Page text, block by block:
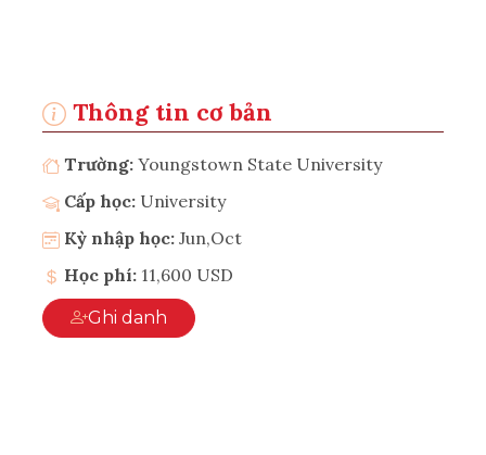
Thông tin cơ bản
Trường: Youngstown State University
Cấp học: University
Kỳ nhập học: Jun,Oct
Học phí: 11,600 USD
Ghi danh